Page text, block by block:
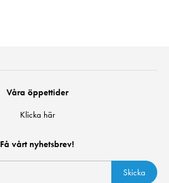
Våra öppettider
Klicka här
Få vårt nyhetsbrev!
Skicka